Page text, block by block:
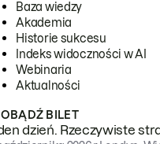
Baza wiedzy
Akademia
Historie sukcesu
Indeks widoczności w AI
Webinaria
Aktualności
BILET
dzień. Rzeczywiste